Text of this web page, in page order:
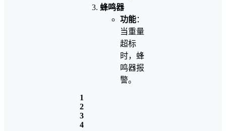
蜂鸣器
功能：
当重量
超标
时，蜂
鸣器报
警。
1
2
3
4